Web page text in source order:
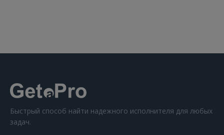
Быстрый способ найти надежного исполнителя для любых
задач.